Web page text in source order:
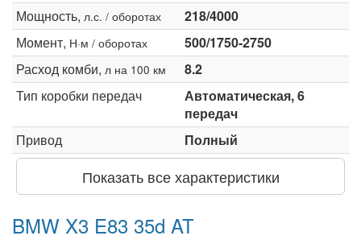
Мощность, л.с. / оборотах
218/4000
Момент, Н·м / оборотах
500/1750-2750
Расход комби, л на 100 км
8.2
Тип коробки передач
Автоматическая, 6
передач
Привод
Полный
Показать все характеристики
BMW X3 E83 35d AT